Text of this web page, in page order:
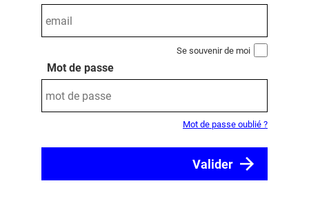
Se souvenir de moi
Mot de passe
Mot de passe oublié ?